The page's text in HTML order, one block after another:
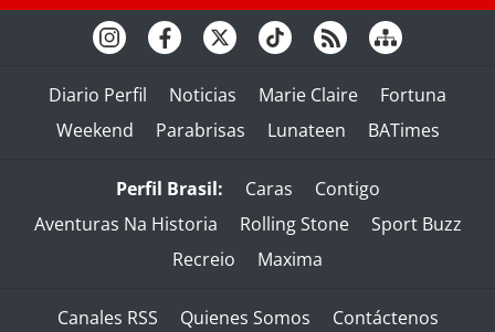
Diario Perfil Noticias Marie Claire
Fortuna
Weekend
Parabrisas Lunateen BATimes
Perfil Brasil: Caras
Contigo
Aventuras Na Historia
Rolling Stone
Sport Buzz
Recreio
Maxima
Canales RSS Quienes Somos
Contáctenos